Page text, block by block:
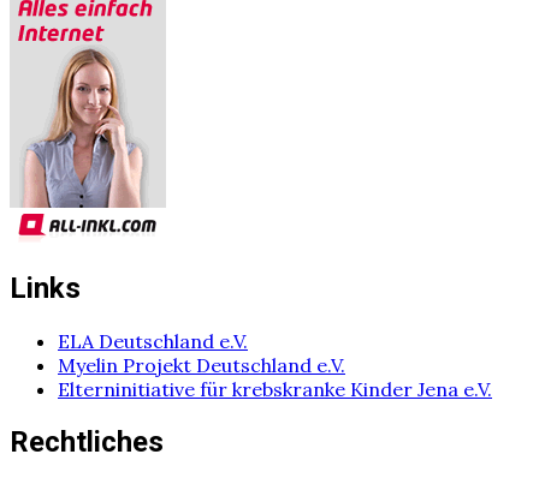
Links
ELA Deutschland e.V.
Myelin Projekt Deutschland e.V.
Elterninitiative für krebskranke Kinder Jena e.V.
Rechtliches